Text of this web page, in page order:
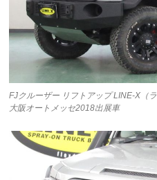
FJクルーザー リフトアップ LINE-X（
大阪オートメッセ2018出展車